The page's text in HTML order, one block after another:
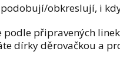
obkreslují, i
připravených
dírky děrovačkou a